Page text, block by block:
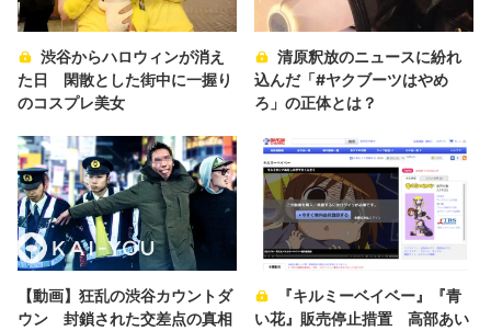
渋谷からハロウィンが消え
た日 閑散とした街中に一握り
のコスプレ美女
清原釈放のニュースに紛れ
込んだ「#ヤクブーツはやめ
ろ」の正体とは？
【動画】狂乱の渋谷カウントダ
ウン 封鎖された交差点の真相
『キルミーベイベー』『青
い花』販売停止措置 高部あい